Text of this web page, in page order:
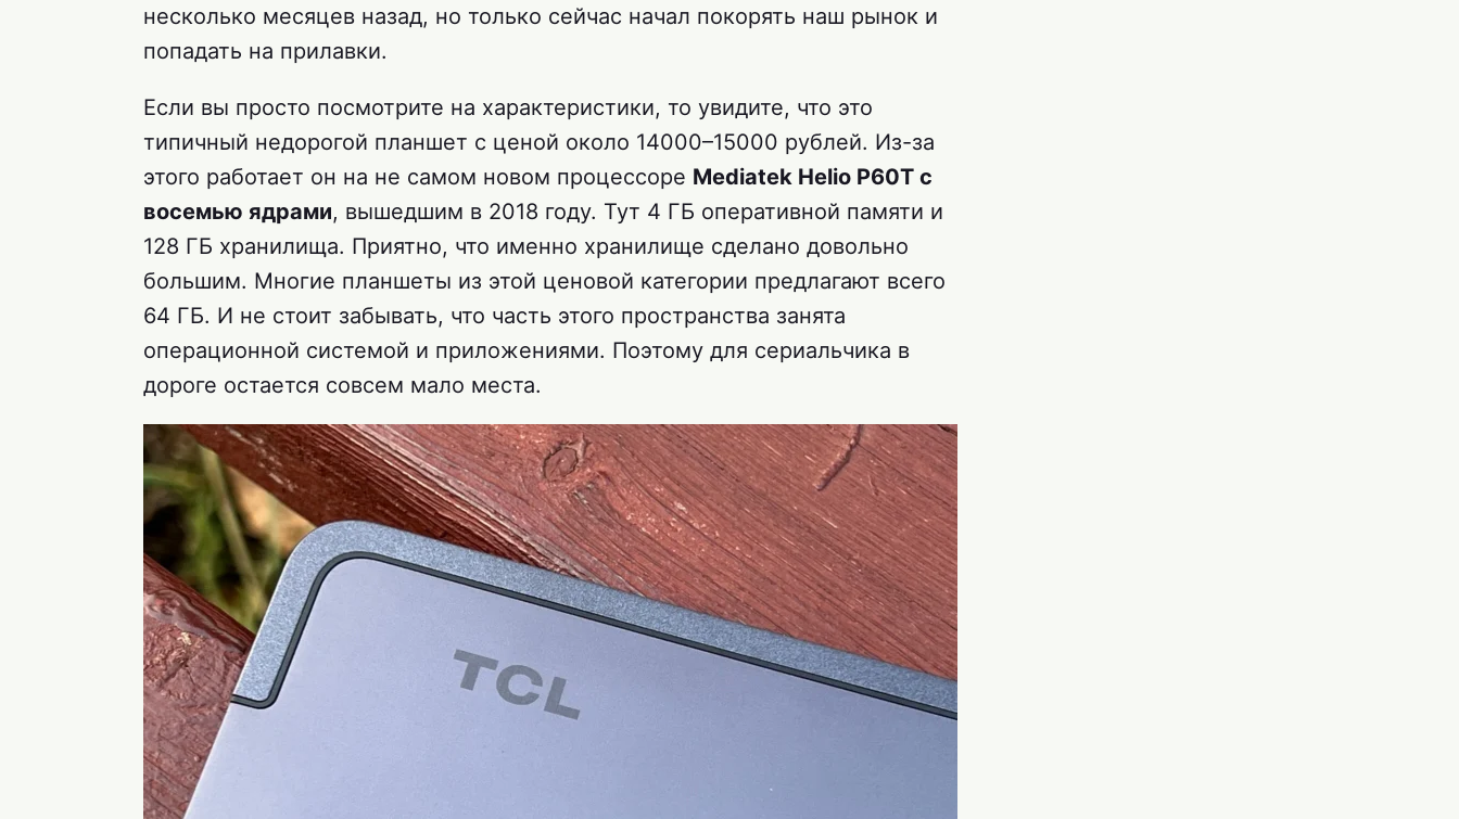
несколько месяцев назад, но только сейчас начал покорять наш рынок и
попадать на прилавки.
Если вы просто посмотрите на характеристики, то увидите, что это
типичный недорогой планшет с ценой около 14000–15000 рублей. Из-за
этого работает он на не самом новом процессоре Mediatek Helio P60T с
восемью ядрами, вышедшим в 2018 году. Тут 4 ГБ оперативной памяти и
128 ГБ хранилища. Приятно, что именно хранилище сделано довольно
большим. Многие планшеты из этой ценовой категории предлагают всего
64 ГБ. И не стоит забывать, что часть этого пространства занята
операционной системой и приложениями. Поэтому для сериальчика в
дороге остается совсем мало места.